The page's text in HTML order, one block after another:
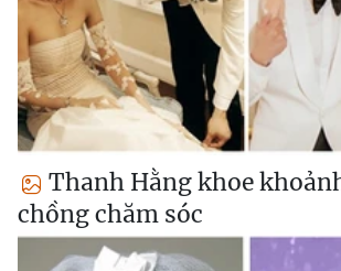
Thanh Hằng khoe
chồng chăm sóc